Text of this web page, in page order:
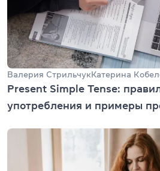
Валерия Стрильчук Катерина
Present Simple Tense:
употребления и примеры